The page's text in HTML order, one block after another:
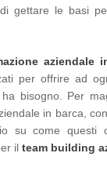
gettare le basi
aziendale
per offrire ad
bisogno. Per
in barca,
su come questi
il team building